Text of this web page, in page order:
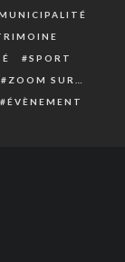
SPORT
ZOOM SUR…
ÉVÈNEMENT